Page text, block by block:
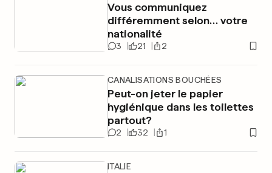
Vous communiquez
différemment selon… votre
nationalité
3 21 2
CANALISATIONS BOUCHÉES
Peut-on jeter le papier
hygiénique dans les toilettes
partout?
2 32 1
ITALIE